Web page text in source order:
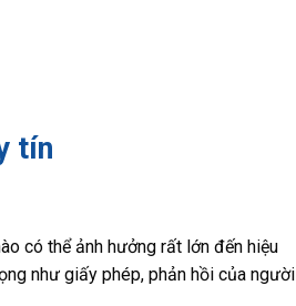
tín
có thể ảnh hưởng rất lớn đến hiệu
như giấy phép, phản hồi của người